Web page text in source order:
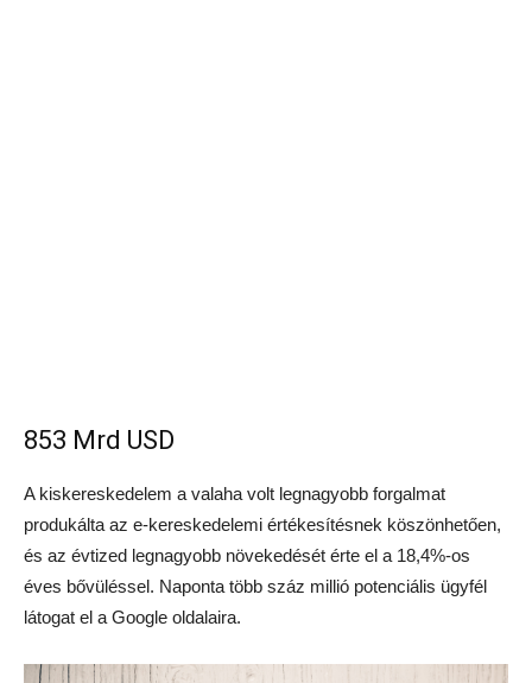
853 Mrd USD
A kiskereskedelem a valaha volt legnagyobb forgalmat
produkálta az e-kereskedelemi értékesítésnek köszönhetően,
és az évtized legnagyobb növekedését érte el a 18,4%-os
éves bővüléssel. Naponta több száz millió potenciális ügyfél
látogat el a Google oldalaira.